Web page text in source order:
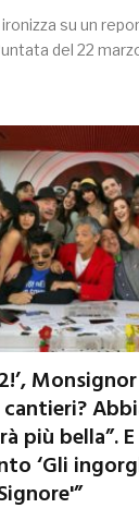
su un
del 22
più bella”.
‘Gli